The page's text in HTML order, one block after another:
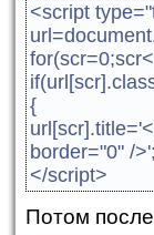
<script
{
border="0" /
</script>
Потом